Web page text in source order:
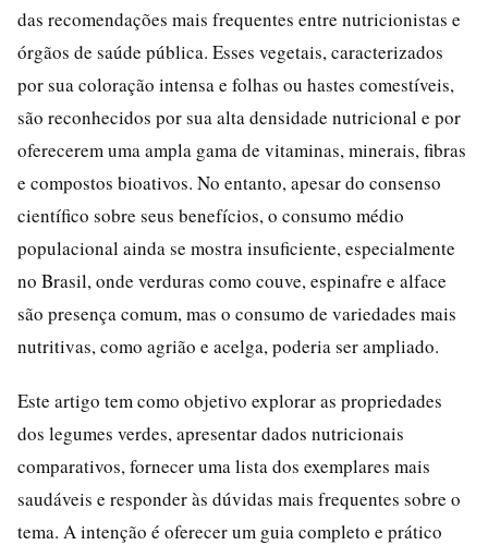
das recomendações mais frequentes entre nutricionistas e
órgãos de saúde pública. Esses vegetais, caracterizados
por sua coloração intensa e folhas ou hastes comestíveis,
são reconhecidos por sua alta densidade nutricional e por
oferecerem uma ampla gama de vitaminas, minerais, fibras
e compostos bioativos. No entanto, apesar do consenso
científico sobre seus benefícios, o consumo médio
populacional ainda se mostra insuficiente, especialmente
no Brasil, onde verduras como couve, espinafre e alface
são presença comum, mas o consumo de variedades mais
nutritivas, como agrião e acelga, poderia ser ampliado.
Este artigo tem como objetivo explorar as propriedades
dos legumes verdes, apresentar dados nutricionais
comparativos, fornecer uma lista dos exemplares mais
saudáveis e responder às dúvidas mais frequentes sobre o
tema. A intenção é oferecer um guia completo e prático